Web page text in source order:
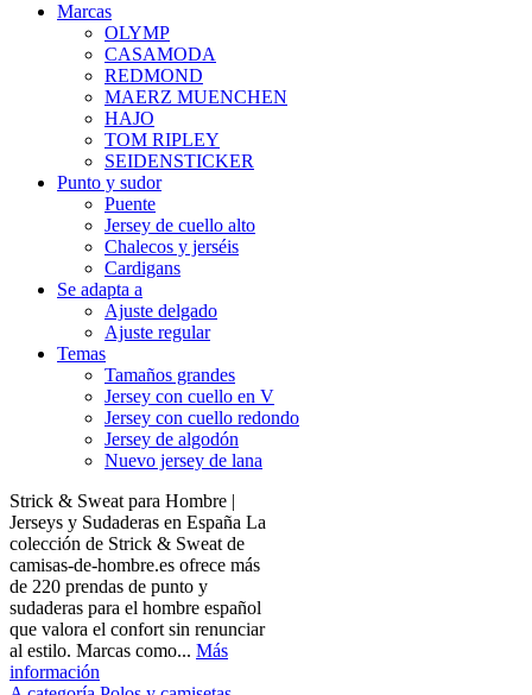
Marcas
OLYMP
CASAMODA
REDMOND
MAERZ MUENCHEN
HAJO
TOM RIPLEY
SEIDENSTICKER
Punto y sudor
Puente
Jersey de cuello alto
Chalecos y jerséis
Cardigans
Se adapta a
Ajuste delgado
Ajuste regular
Temas
Tamaños grandes
Jersey con cuello en V
Jersey con cuello redondo
Jersey de algodón
Nuevo jersey de lana
Strick & Sweat para Hombre |
Jerseys y Sudaderas en España La
colección de Strick & Sweat de
camisas-de-hombre.es ofrece más
de 220 prendas de punto y
sudaderas para el hombre español
que valora el confort sin renunciar
al estilo. Marcas como... Más
información